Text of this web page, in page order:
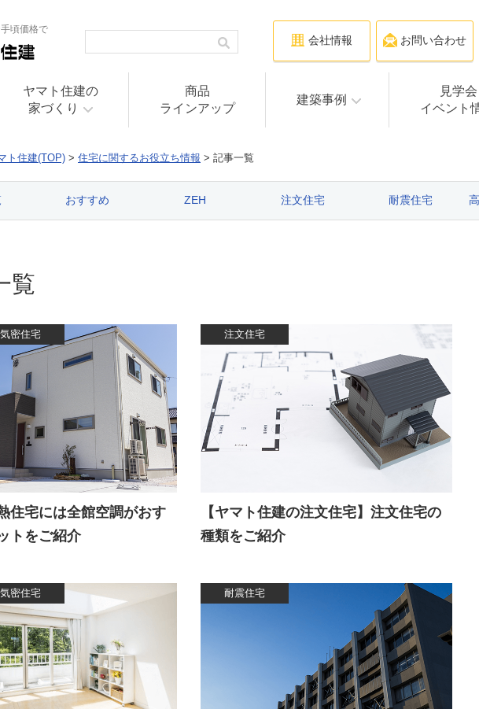
頃価格で
会社情報 お問い合わせ
ヤマト住建の
家づくり
商品
ラインアップ
建築事例
見学
イベント
ト住建(TOP) > 住宅に関するお役立ち情報 > 記事一覧
おすすめ ZEH 注文住宅 耐震住宅
覧
密住宅
住宅には全館空調がおす
トをご紹介
注文住宅
【ヤマト住建の注文住宅】注文住宅の
種類をご紹介
密住宅 耐震住宅